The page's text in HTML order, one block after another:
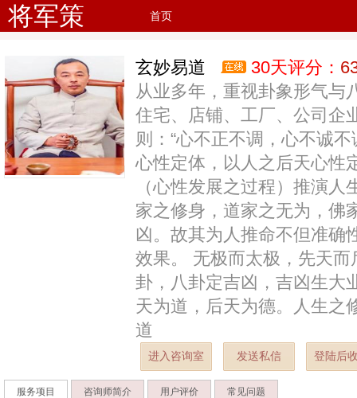
将军策 首页
玄妙易道 30天评分：
从业多年，重视卦象形气与
住宅、店铺、工厂、公司企
则：“心不正不调，心不诚
心性定体，以人之后天心性
（心性发展之过程）推演
家之修身，道家之无为，佛
凶。故其为人推命不但准确
效果。 无极而太极，先天
卦，八卦定吉凶，吉凶生大
天为道，后天为德。人生之
道
进入咨询室 发送私信 登陆后
服务项目 咨询师简介 用户评价 常见问题